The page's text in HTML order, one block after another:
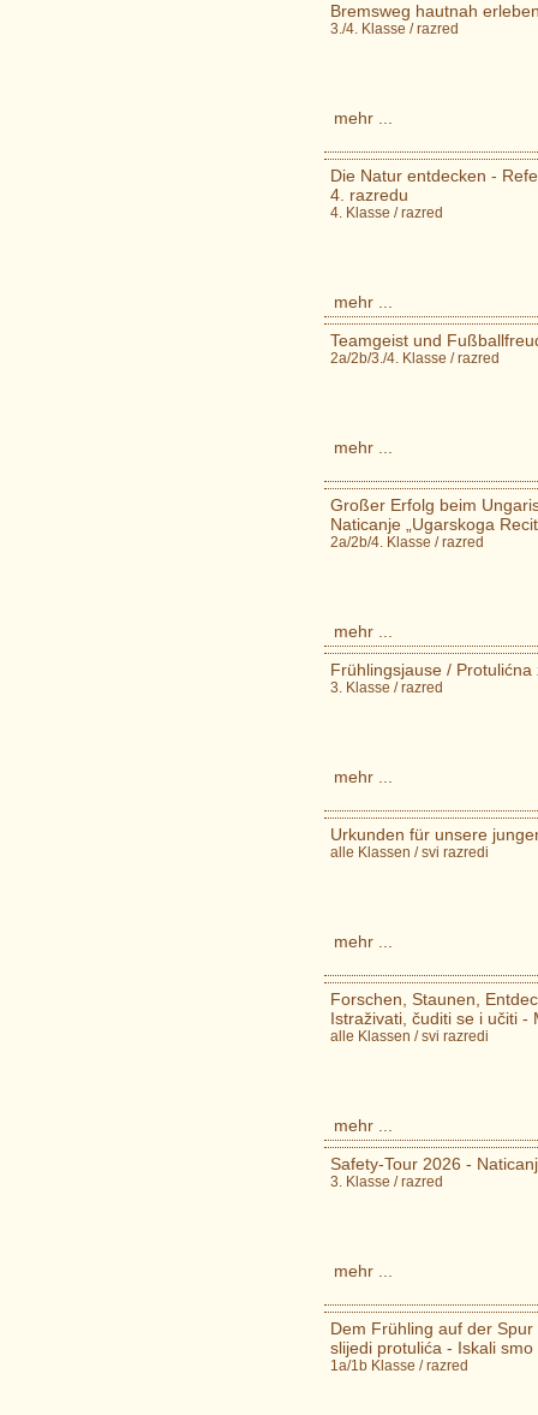
Bremsweg hautnah
3./4. Klasse / razred
mehr ...
Die Natur entdecken -
4. razredu
4. Klasse / razred
mehr ...
Teamgeist und
2a/2b/3./4. Klasse / razred
mehr ...
Großer Erfolg beim
Naticanje „Ugarskoga
2a/2b/4. Klasse / razred
mehr ...
Frühlingsjause / Protulićna
3. Klasse / razred
mehr ...
Urkunden für unsere
alle Klassen / svi razredi
mehr ...
Forschen, Staunen,
Istraživati, čuditi se i učiti -
alle Klassen / svi razredi
mehr ...
Safety-Tour 2026 -
3. Klasse / razred
mehr ...
Dem Frühling auf der
slijedi protulića - Iskali smo
1a/1b Klasse / razred